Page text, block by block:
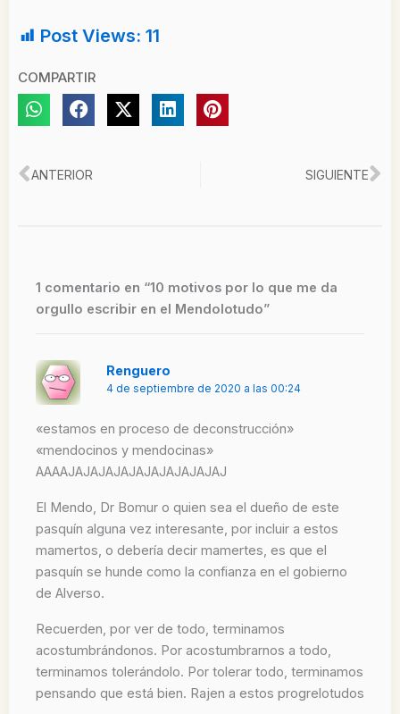
Post Views: 11
COMPARTIR
Ant
ANTERIOR SIGUIENTE
1 comentario en “10 motivos por lo que me da
orgullo escribir en el Mendolotudo”
Renguero
4 de septiembre de 2020 a las 00:24
«estamos en proceso de deconstrucción»
«mendocinos y mendocinas»
AAAAJAJAJAJAJAJAJAJAJAJAJ
El Mendo, Dr Bomur o quien sea el dueño de este
pasquín alguna vez interesante, por incluir a estos
mamertos, o debería decir mamertes, es que el
pasquín se hunde como la confianza en el gobierno
de Alverso.
Recuerden, por ver de todo, terminamos
acostumbrándonos. Por acostumbrarnos a todo,
terminamos tolerándolo. Por tolerar todo, terminamos
pensando que está bien. Rajen a estos progrelotudos